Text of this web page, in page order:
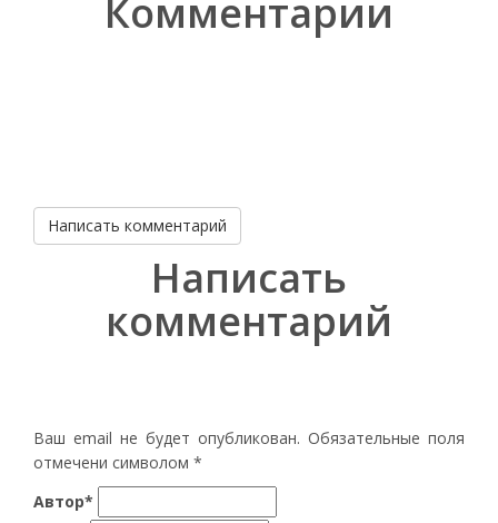
Комментарии
Написать комментарий
Написать
комментарий
Ваш email не будет опубликован. Обязательные поля
отмечени символом *
Автор*